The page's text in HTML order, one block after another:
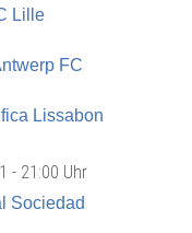
Lille
FC
Lissabon
- 21:00 Uhr
Sociedad